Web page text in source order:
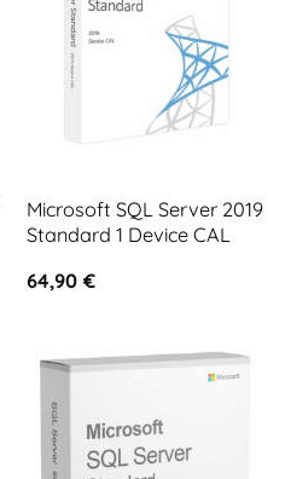
Microsoft SQL Server 2019
Standard 1 Device CAL
64,90 €